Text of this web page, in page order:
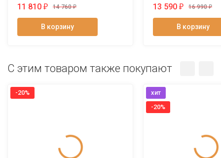
11 810 ₽ 14 760₽
В корзину
13 590 ₽ 16 990₽
В корзину
C этим товаром также покупают
-20%
хит
-20%